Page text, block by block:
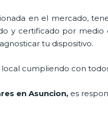
en el mercado,
y certificado por medio
tu dispositivo.
cumpliendo con
en Asuncion, es